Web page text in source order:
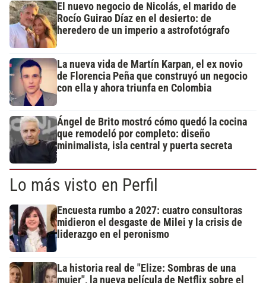
El nuevo negocio de Nicolás, el marido de
Rocío Guirao Díaz en el desierto: de
heredero de un imperio a astrofotógrafo
La nueva vida de Martín Karpan, el ex novio
de Florencia Peña que construyó un negocio
con ella y ahora triunfa en Colombia
Ángel de Brito mostró cómo quedó la cocina
que remodeló por completo: diseño
minimalista, isla central y puerta secreta
Lo más visto en Perfil
Encuesta rumbo a 2027: cuatro consultoras
midieron el desgaste de Milei y la crisis de
liderazgo en el peronismo
La historia real de "Elize: Sombras de una
mujer", la nueva película de Netflix sobre el